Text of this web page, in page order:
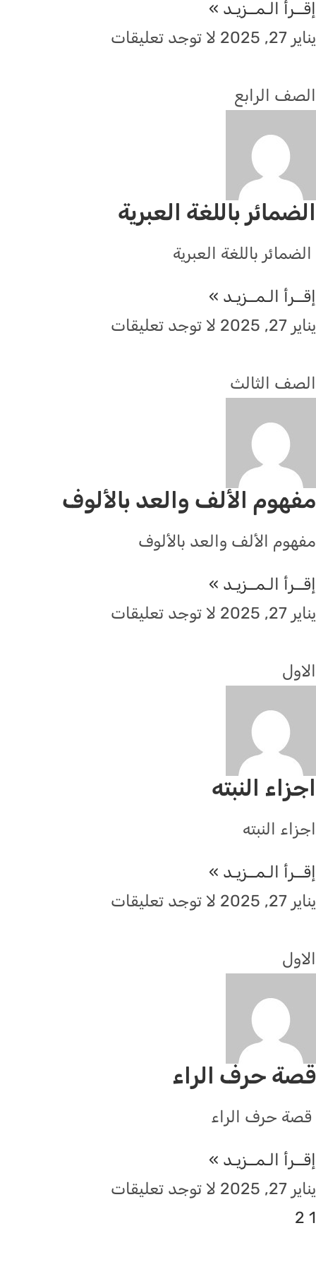
إقــرأ الـمــزيـد »
يناير 27, 2025
لا توجد تعليقات
الصف الرابع
الضمائر باللغة العبرية
الضمائر باللغة العبرية
إقــرأ الـمــزيـد »
يناير 27, 2025
لا توجد تعليقات
الصف الثالث
مفهوم الألف والعد بالألوف
مفهوم الألف والعد بالألوف
إقــرأ الـمــزيـد »
يناير 27, 2025
لا توجد تعليقات
الاول
اجزاء النبته
اجزاء النبته
إقــرأ الـمــزيـد »
يناير 27, 2025
لا توجد تعليقات
الاول
قصة حرف الراء
قصة حرف الراء
إقــرأ الـمــزيـد »
يناير 27, 2025
لا توجد تعليقات
1
2